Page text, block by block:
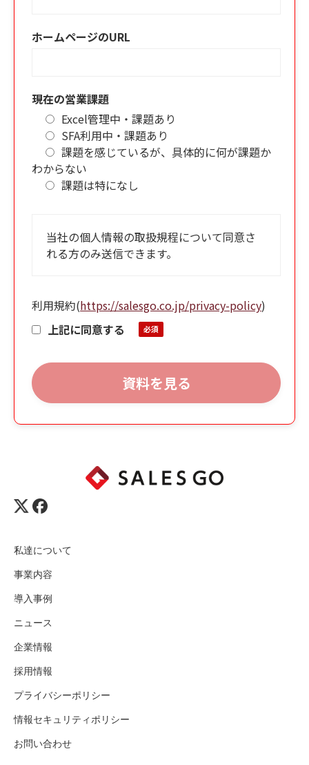
ホームページのURL
現在の営業課題
Excel管理中・課題あり
SFA利用中・課題あり
課題を感じているが、具体的に何が課題か
わからない
課題は特になし
当社の個人情報の取扱規程について同意さ
れる方のみ送信できます。
利用規約(https://salesgo.co.jp/privacy-policy)
上記に同意する
私達について
事業内容
導入事例
ニュース
企業情報
採用情報
プライバシーポリシー
情報セキュリティポリシー
お問い合わせ